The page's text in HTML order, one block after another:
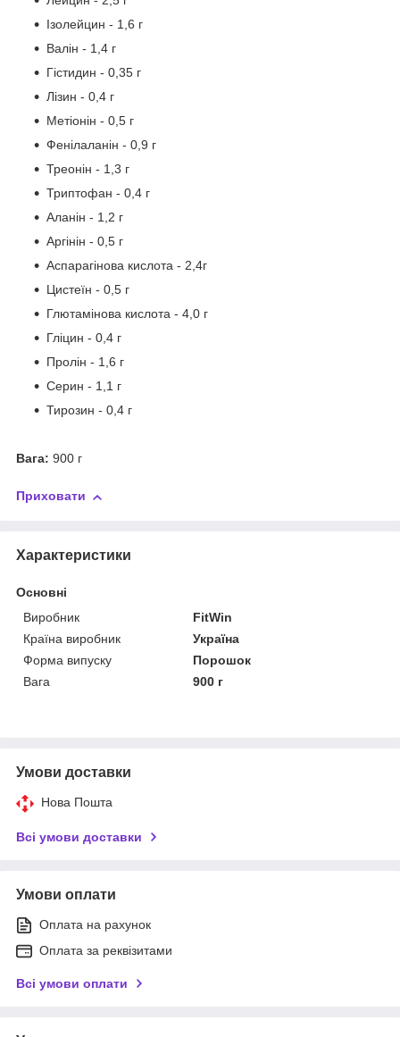
Ізолейцин - 1,6 г
Валін - 1,4 г
Гістидин - 0,35 г
Лізин - 0,4 г
Метіонін - 0,5 г
Фенілаланін - 0,9 г
Треонін - 1,3 г
Триптофан - 0,4 г
Аланін - 1,2 г
Аргінін - 0,5 г
Аспарагінова кислота - 2,4г
Цистеїн - 0,5 г
Глютамінова кислота - 4,0 г
Гліцин - 0,4 г
Пролін - 1,6 г
Серин - 1,1 г
Тирозин - 0,4 г
Вага: 900 г
Приховати
Характеристики
Основні
Виробник
FitWin
Країна виробник
Україна
Форма випуску
Порошок
Вага
900 г
Умови доставки
Нова Пошта
Всі умови доставки
Умови оплати
Оплата на рахунок
Оплата за реквізитами
Всі умови оплати